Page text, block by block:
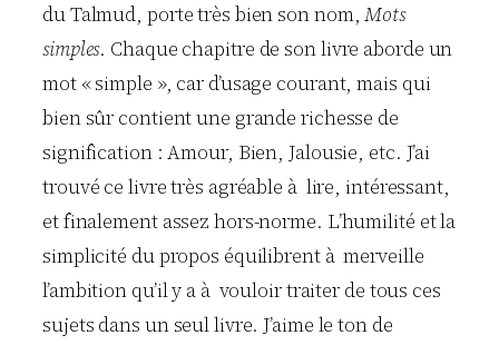
du Talmud, porte très bien son nom,Mots
simples. Chaque chapitre de son livre aborde un
mot « simple », car d’usage courant, mais qui
bien sûr contient une grande richesse de
signification : Amour, Bien, Jalousie, etc. J’ai
trouvé ce livre très agréable à lire, intéressant,
et finalement assez hors-norme. L’humilité et la
simplicité du propos équilibrent à merveille
l’ambition qu’il y a à vouloir traiter de tous ces
sujets dans un seul livre. J’aime le ton de